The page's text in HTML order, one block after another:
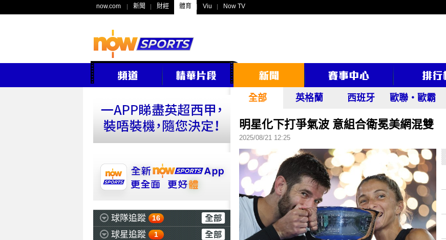
now.com 新聞 財經 體育 Viu Now TV
球隊追蹤 16
球星追蹤 1
全部 英格蘭 西班牙 歐聯‧歐霸
明星化下打爭氣波 意組合衛冕美網混雙
2025/08/21 12:25